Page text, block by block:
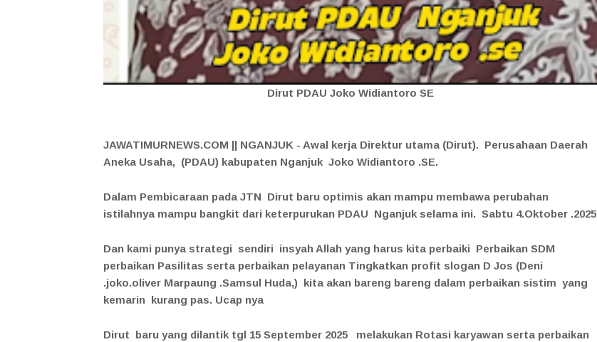
Dirut PDAU Joko Widiantoro SE
JAWATIMURNEWS.COM || NGANJUK - Awal kerja Direktur utama (Dirut). Perusahaan Daerah
Aneka Usaha, (PDAU) kabupaten Nganjuk Joko Widiantoro .SE.
Dalam Pembicaraan pada JTN Dirut baru optimis akan mampu membawa perubahan
istilahnya mampu bangkit dari keterpurukan PDAU Nganjuk selama ini. Sabtu 4.Oktober .2025
Dan kami punya strategi sendiri insyah Allah yang harus kita perbaiki Perbaikan SDM
perbaikan Pasilitas serta perbaikan pelayanan Tingkatkan profit slogan D Jos (Deni
.joko.oliver Marpaung .Samsul Huda,) kita akan bareng bareng dalam perbaikan sistim yang
kemarin kurang pas. Ucap nya
Dirut baru yang dilantik tgl 15 September 2025 melakukan Rotasi karyawan serta perbaikan